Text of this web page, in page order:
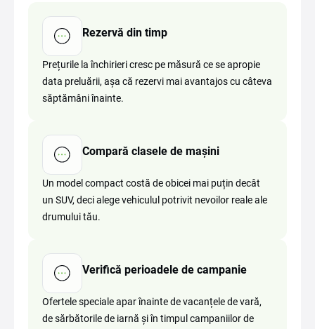
Rezervă din timp
Prețurile la închirieri cresc pe măsură ce se apropie
data preluării, așa că rezervi mai avantajos cu câteva
săptămâni înainte.
Compară clasele de mașini
Un model compact costă de obicei mai puțin decât
un SUV, deci alege vehiculul potrivit nevoilor reale ale
drumului tău.
Verifică perioadele de campanie
Ofertele speciale apar înainte de vacanțele de vară,
de sărbătorile de iarnă și în timpul campaniilor de